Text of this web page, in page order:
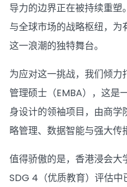
导力的边界正在被持续重
与全球市场的战略枢纽，
这一浪潮的独特舞台。
为应对这一挑战，我们倾
管理硕士（EMBA），这是
身设计的领袖项目，由商
略管理、数据智能与强大传
值得骄傲的是，香港浸会
SDG 4（优质教育）评估